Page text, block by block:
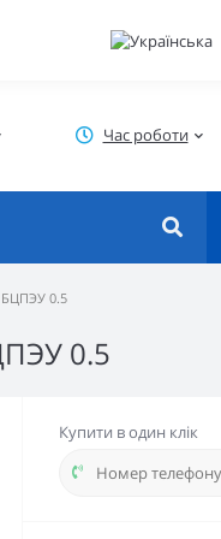
Час роботи
БЦПЭУ 0.5
0.5
Купити в один клік